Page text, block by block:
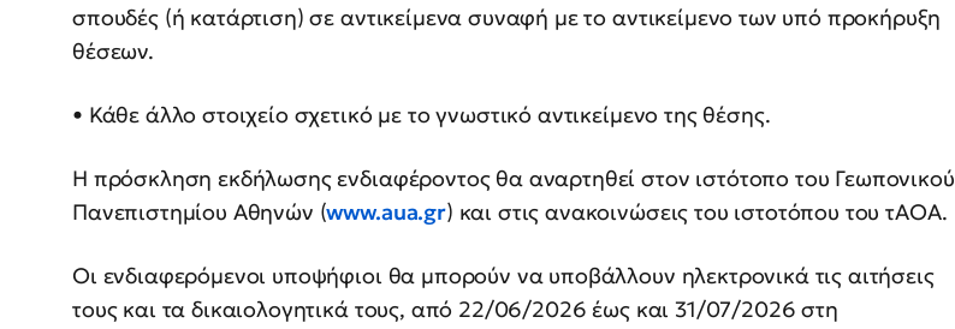
σπουδές (ή κατάρτιση) σε αντικείμενα συναφή με το αντικείμενο των υπό προκήρυξη
θέσεων.
• Κάθε άλλο στοιχείο σχετικό με το γνωστικό αντικείμενο της θέσης.
Η πρόσκληση εκδήλωσης ενδιαφέροντος θα αναρτηθεί στον ιστότοπο του Γεωπονικού
Πανεπιστημίου Αθηνών (www.aua.gr) και στις ανακοινώσεις του ιστοτόπου του τΑΟΑ.
Οι ενδιαφερόμενοι υποψήφιοι θα μπορούν να υποβάλλουν ηλεκτρονικά τις αιτήσεις
τους και τα δικαιολογητικά τους, από 22/06/2026 έως και 31/07/2026 στη